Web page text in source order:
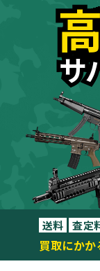
サ
サ
送料 査定
買取にかか